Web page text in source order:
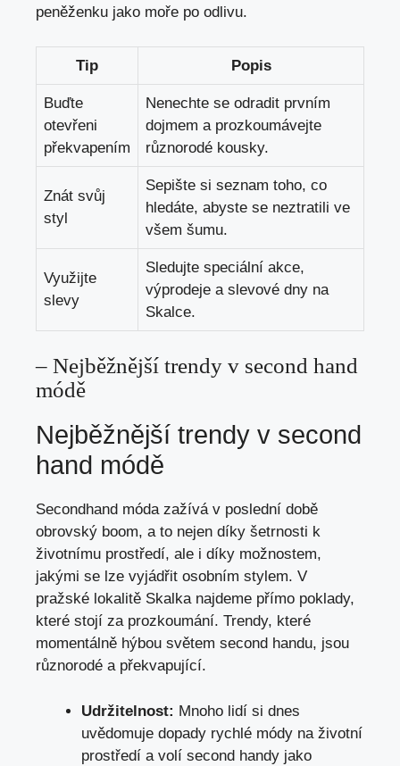
peněženku jako moře po ⁢odlivu.
Tip Popis
Buďte
otevřeni
překvapením
Nenechte ⁣se odradit prvním
dojmem a prozkoumávejte
různorodé kousky.
Znát svůj
styl
Sepište si seznam toho, co
hledáte, abyste se neztratili ve
všem šumu.
Využijte
slevy
Sledujte speciální‍ akce,
výprodeje ‍a slevové dny ⁢na
Skalce.
– Nejběžnější trendy​ v⁤ second hand
módě
Nejběžnější trendy ⁤v second
hand módě
Secondhand móda zažívá⁢ v poslední době
obrovský ⁤boom, a to nejen ⁢díky šetrnosti k
životnímu prostředí, ale i díky možnostem,
jakými‍ se lze vyjádřit osobním​ stylem. V
pražské lokalitě Skalka ‍najdeme přímo​ poklady,
⁢které​ stojí za prozkoumání. Trendy, které
momentálně ‍hýbou světem⁤ second⁤ handu, jsou
různorodé a překvapující.
Udržitelnost: Mnoho lidí si ⁢dnes
uvědomuje dopady rychlé módy na ⁤životní
prostředí a volí second handy jako